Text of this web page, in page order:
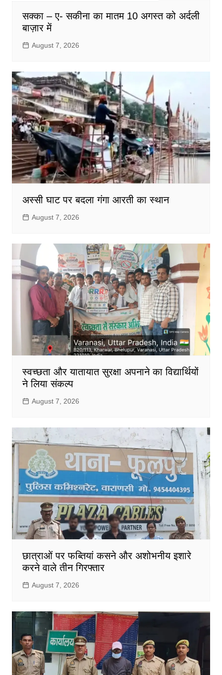
सक्का – ए- सकीना का मातम 10 अगस्त को अर्दली
बाज़ार में
August 7, 2026
अस्सी घाट पर बदला गंगा आरती का स्थान
August 7, 2026
स्वच्छता और यातायात सुरक्षा अपनाने का विद्यार्थियों
ने लिया संकल्प
August 7, 2026
छात्राओं पर फब्तियां कसने और अशोभनीय इशारे
करने वाले तीन गिरफ्तार
August 7, 2026